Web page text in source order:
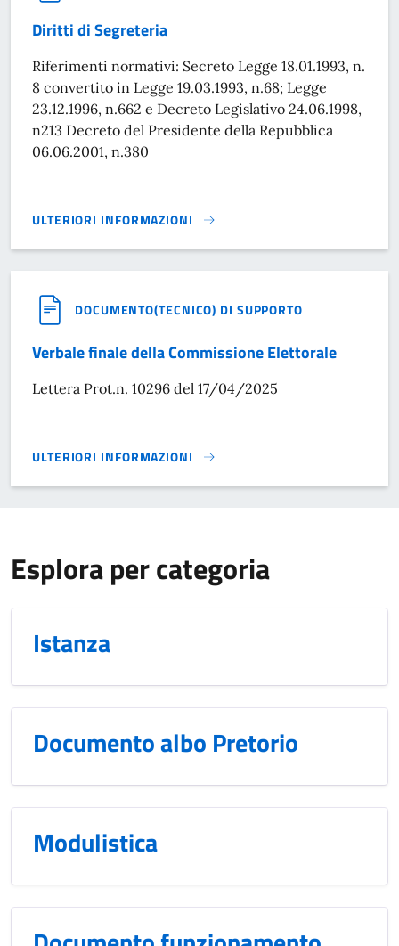
Diritti di Segreteria
Riferimenti normativi: Secreto Legge 18.01.1993, n.
8 convertito in Legge 19.03.1993, n.68; Legge
23.12.1996, n.662 e Decreto Legislativo 24.06.1998,
n213 Decreto del Presidente della Repubblica
06.06.2001, n.380
ULTERIORI INFORMAZIONI
DIRITTI DI SEGRETERIA}
DOCUMENTO(TECNICO) DI SUPPORTO
Verbale finale della Commissione Elettorale
Lettera Prot.n. 10296 del 17/04/2025
ULTERIORI INFORMAZIONI
VERBALE FINALE DELLA COMMISSIONE ELETTORALE}
Esplora per categoria
Istanza
Documento albo Pretorio
Modulistica